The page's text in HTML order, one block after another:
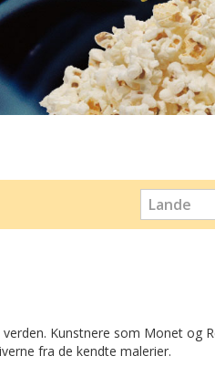
Lande
Kunstnere som Monet og
fra de kendte malerier.